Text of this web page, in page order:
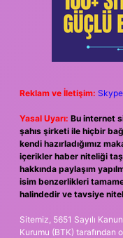
Reklam ve İletişim:
Yasal Uyarı: Bu internet
şahıs şirketi ile hiçbir
kendi hazırladığımız
içerikler haber niteliği
hakkında paylaşım
isim benzerlikleri
halindedir ve tavsiye
Sitemiz, 5651 Sayılı
Kurumu (BTK) tarafından